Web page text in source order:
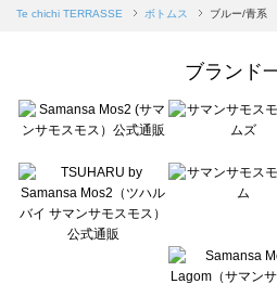
Samansa Mos2 blue（サマンサモスモス ブルー
sō4ū（ソウフォーユー）のボトムス一覧
Te chichi（テチチ）のボトムス一覧
Te chichi CLASSIC（テチチ クラシック）のボト
Lugnoncure（ルノンキュール）のボトムス一覧
BETTY'S BLUE（べティーズブルー）のボトムス
Wpc.（ワールドパーティー）のボトムス一覧
Te chichi TERRASSE ボトムス ブルー/青系
ブランド